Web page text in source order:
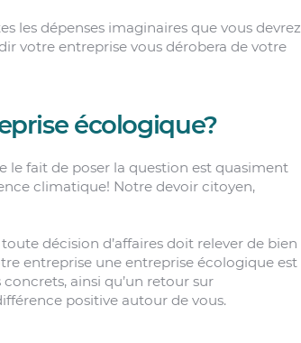
les dépenses imaginaires que vous devrez
votre entreprise vous dérobera de votre
écologique?
le fait de poser la question est quasiment
climatique! Notre devoir citoyen,
décision d’affaires doit relever de bien
entreprise une entreprise écologique est
ainsi qu’un retour sur
positive autour de vous.